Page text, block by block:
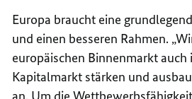
Europa braucht eine
und einen besseren Rahmen.
europäischen Binnenmarkt
Kapitalmarkt stärken und